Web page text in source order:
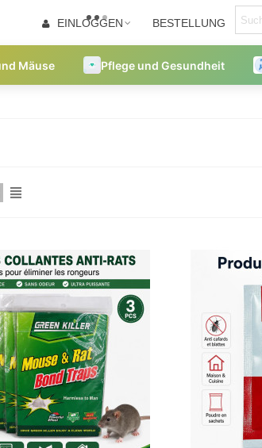
EINLOGGEN BESTELLUNG
Mäuse Pflege und Gesundheit